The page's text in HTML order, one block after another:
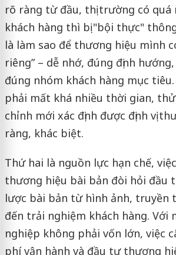
rõ ràng từ đầu, thị trường có quá
khách hàng thì bị "bội thực"
là làm sao để thương hiệu mình
riêng” – dễ nhớ, đúng định
đúng nhóm khách hàng mục
phải mất khá nhiều thời gian, thử
chỉnh mới xác định được định vị
ràng, khác biệt.
Thứ hai là nguồn lực hạn chế,
thương hiệu bài bản đòi hỏi đầu
lược bài bản từ hình ảnh, truyền
đến trải nghiệm khách hàng. Với
nghiệp không phải vốn lớn, việc
phí vận hành và đầu tư thương